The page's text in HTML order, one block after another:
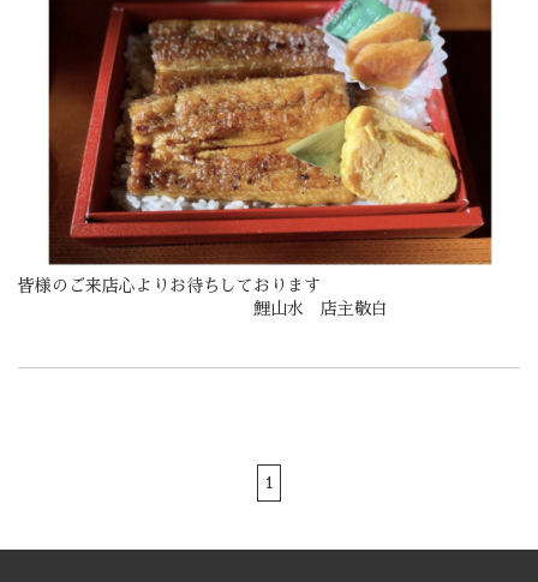
皆様のご来店心よりお待ちしております
鯉山水 店主敬白
1